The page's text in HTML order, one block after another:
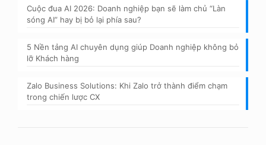
Cuộc đua AI 2026: Doanh nghiệp bạn sẽ làm chủ “Làn
sóng AI” hay bị bỏ lại phía sau?
5 Nền tảng AI chuyên dụng giúp Doanh nghiệp không bỏ
lỡ Khách hàng
Zalo Business Solutions: Khi Zalo trở thành điểm chạm
trong chiến lược CX